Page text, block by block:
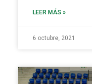
LEER MÁS »
6 octubre, 2021